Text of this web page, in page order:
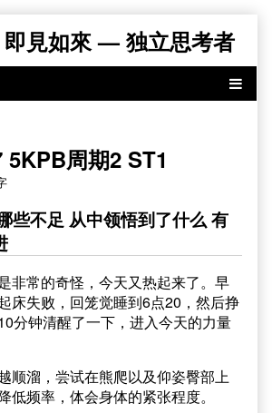
即見如來 — 独立思考者
5KPB周期2 ST1
些不足 从中领悟到了什么 有
非常的奇怪，今天又热起来了。早
床失败，回笼觉睡到6点20，然后挣
分钟清醒了一下，进入今天的力量
顺溜，尝试在熊爬以及仰姿臀部上
低频率，体会身体的紧张程度。